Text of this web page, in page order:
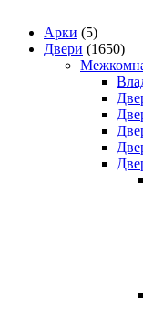
Арки (5)
Двери (1650)